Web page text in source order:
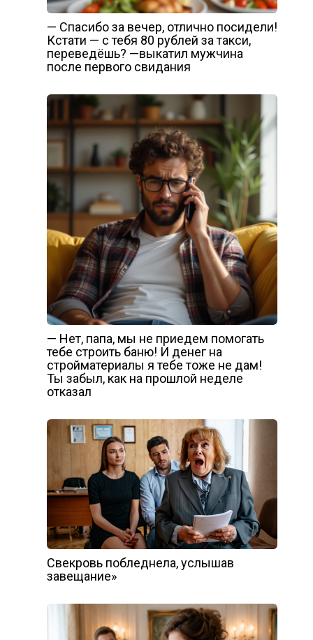
— Спасибо за вечер, отлично посидели!
Кстати — с тебя 80 рублей за такси,
переведёшь? —выкатил мужчина
после первого свидания
— Нет, папа, мы не приедем помогать
тебе строить баню! И денег на
стройматериалы я тебе тоже не дам!
Ты забыл, как на прошлой неделе
отказал
Свекровь побледнела, услышав
завещание»